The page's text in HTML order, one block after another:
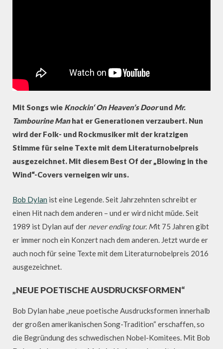
Mit Songs wie Knockin‘ On Heaven’s Doorund Mr.
Tambourine Manhat er Generationen verzaubert. Nun
wird der Folk- und Rockmusiker mit der kratzigen
Stimme für seine Texte mit dem Literaturnobelpreis
ausgezeichnet. Mit diesem Best Of der „Blowing in the
Wind“-Covers verneigen wir uns.
Bob Dylan ist eine Legende. Seit Jahrzehnten schreibt er
einen Hit nach dem anderen – und er wird nicht müde. Seit
1989 ist Dylan auf der never ending tour. Mit 75 Jahren gibt
er immer noch ein Konzert nach dem anderen. Jetzt wurde er
auch noch für seine Texte mit dem Literaturnobelpreis 2016
ausgezeichnet.
„NEUE POETISCHE AUSDRUCKSFORMEN“
Bob Dylan habe „neue poetische Ausdrucksformen innerhalb
der großen amerikanischen Song-Tradition“ erschaffen, so
die Begründung des schwedischen Nobel-Komitees. Mit Bob